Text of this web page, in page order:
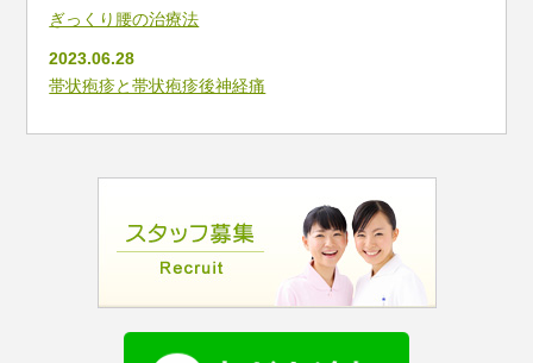
ぎっくり腰の治療法
2023.06.28
帯状疱疹と帯状疱疹後神経痛